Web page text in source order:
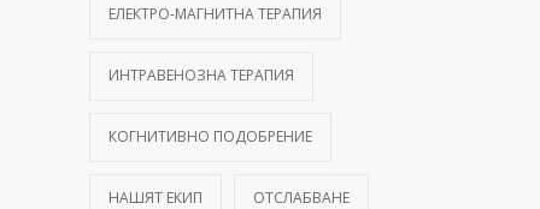
ЕЛЕКТРО-МАГНИТНА ТЕРАПИЯ
ИНТРАВЕНОЗНА ТЕРАПИЯ
КОГНИТИВНО ПОДОБРЕНИЕ
НАШЯТ ЕКИП ОТСЛАБВАНЕ